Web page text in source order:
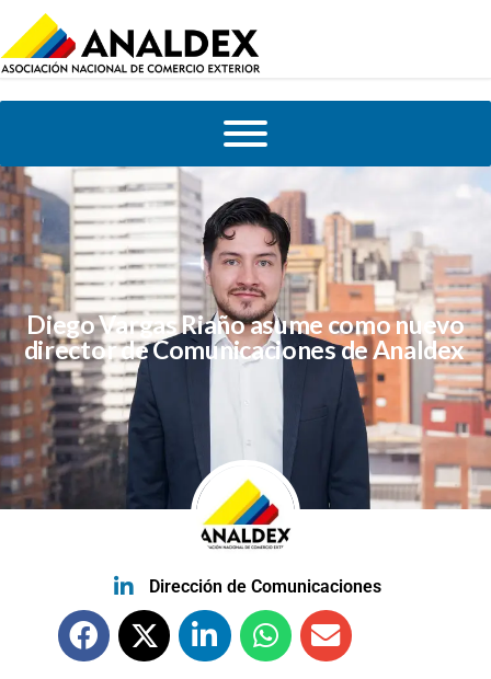
Diego Vargas Riaño asume como nuevo
director de Comunicaciones de Analdex
Dirección de Comunicaciones